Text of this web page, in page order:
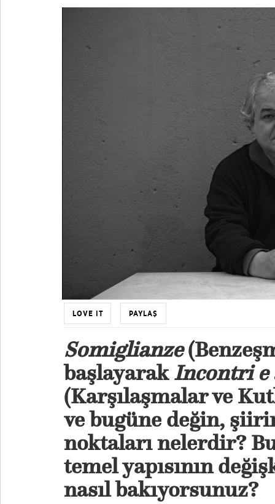
LOVE IT PAYLAŞ
Somiglianze
başlayarakIncontri e
(Karşılaşmalar ve
ve bugüne değin,
noktaları nelerdir?
temel yapısının
nasıl bakıyorsunuz?